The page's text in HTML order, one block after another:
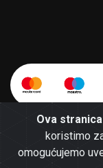
Ova
koristimo
omogućujemo
Powered by: